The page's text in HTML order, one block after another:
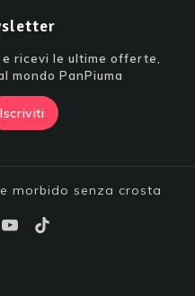
ricevi le ultime offerte,
mondo PanPiuma
morbido senza crosta